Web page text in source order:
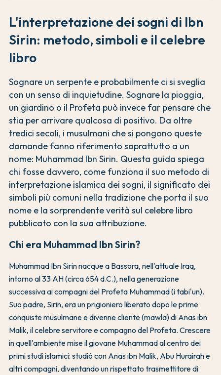
L'interpretazione dei sogni di Ibn
Sirin: metodo, simboli e il celebre
libro
Sognare un serpente e probabilmente ci si sveglia
con un senso di inquietudine. Sognare la pioggia,
un giardino o il Profeta può invece far pensare che
stia per arrivare qualcosa di positivo. Da oltre
tredici secoli, i musulmani che si pongono queste
domande fanno riferimento soprattutto a un
nome: Muhammad Ibn Sirin. Questa guida spiega
chi fosse davvero, come funziona il suo metodo di
interpretazione islamica dei sogni, il significato dei
simboli più comuni nella tradizione che porta il suo
nome e la sorprendente verità sul celebre libro
pubblicato con la sua attribuzione.
Chi era Muhammad Ibn Sirin?
Muhammad Ibn Sirin nacque a Bassora, nell'attuale Iraq,
intorno al 33 AH (circa 654 d.C.), nella generazione
successiva ai compagni del Profeta Muhammad (i tabi'un).
Suo padre, Sirin, era un prigioniero liberato dopo le prime
conquiste musulmane e divenne cliente (mawla) di Anas ibn
Malik, il celebre servitore e compagno del Profeta. Crescere
in quell'ambiente mise il giovane Muhammad al centro dei
primi studi islamici: studiò con Anas ibn Malik, Abu Hurairah e
altri compagni, diventando un rispettato trasmettitore di